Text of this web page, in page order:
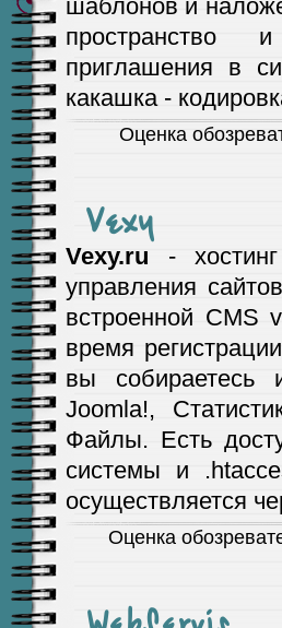
шаблонов и
пространство
приглашения в
какашка -
Оценка
Vexy
Vexy.ru -
управления сайтов
встроенной CMS
время
вы собираетесь
Joomla!,
Файлы. Есть
системы и
осуществляется
Оценка
WebServis